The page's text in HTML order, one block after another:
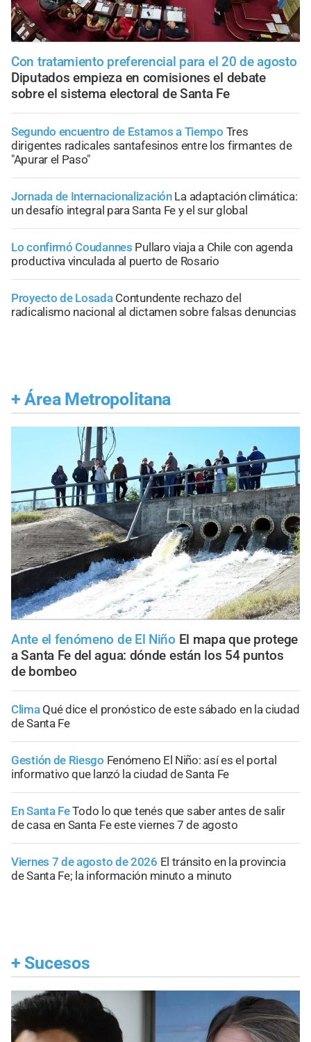
Con tratamiento preferencial para el 20 de agosto
Diputados empieza en comisiones el debate
sobre el sistema electoral de Santa Fe
Segundo encuentro de Estamos a Tiempo Tres
dirigentes radicales santafesinos entre los firmantes de
"Apurar el Paso"
Jornada de Internacionalización La adaptación climática:
un desafío integral para Santa Fe y el sur global
Lo confirmó Coudannes Pullaro viaja a Chile con agenda
productiva vinculada al puerto de Rosario
Proyecto de Losada Contundente rechazo del
radicalismo nacional al dictamen sobre falsas denuncias
+ Área Metropolitana
Ante el fenómeno de El Niño El mapa que protege
a Santa Fe del agua: dónde están los 54 puntos
de bombeo
Clima Qué dice el pronóstico de este sábado en la ciudad
de Santa Fe
Gestión de Riesgo Fenómeno El Niño: así es el portal
informativo que lanzó la ciudad de Santa Fe
En Santa FeTodo lo que tenés que saber antes de salir
de casa en Santa Fe este viernes 7 de agosto
Viernes 7 de agosto de 2026 El tránsito en la provincia
de Santa Fe; la información minuto a minuto
+ Sucesos